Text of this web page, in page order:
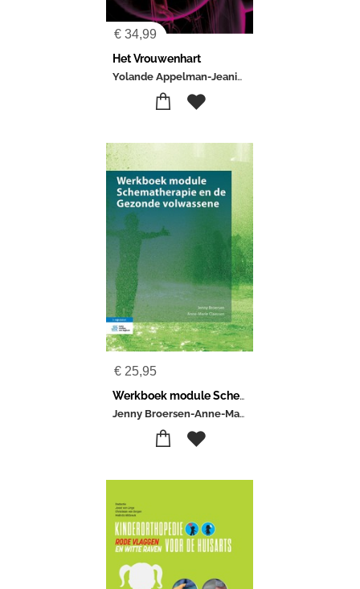
€ 34,99
Het Vrouwenhart
Yolande Appelman-Jeanine Roeters van Lennep-Ellen Rouwet
€ 25,95
Werkboek module Schematherapie en de Gezonde volwassene
Jenny Broersen-Anne-Marie Claassen